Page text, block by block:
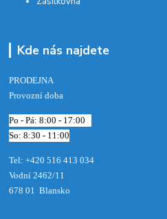
Kde nás najdete
PRODEJNA
Provozní doba
Po - Pá: 8:00 - 17:00
So: 8:30 - 11:00
Tel: +420 516 413 034‬
Vodní 2462/11
678 01 Blansko